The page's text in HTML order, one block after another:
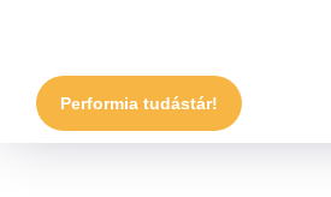
Performia tudástár!